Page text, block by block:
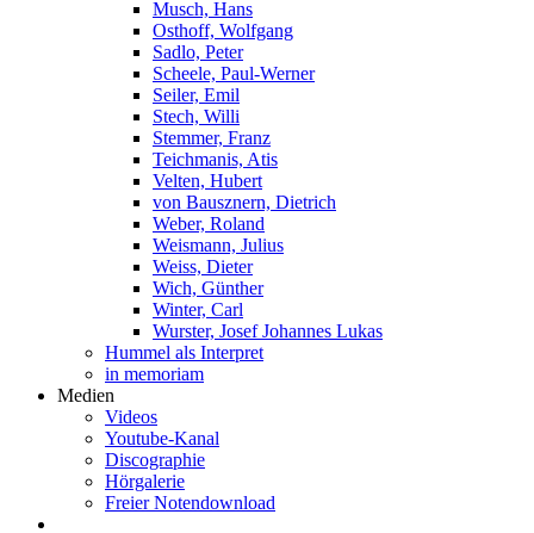
Musch, Hans
Osthoff, Wolfgang
Sadlo, Peter
Scheele, Paul-Werner
Seiler, Emil
Stech, Willi
Stemmer, Franz
Teichmanis, Atis
Velten, Hubert
von Bausznern, Dietrich
Weber, Roland
Weismann, Julius
Weiss, Dieter
Wich, Günther
Winter, Carl
Wurster, Josef Johannes Lukas
Hummel als Interpret
in memoriam
Medien
Videos
Youtube-Kanal
Discographie
Hörgalerie
Freier Notendownload